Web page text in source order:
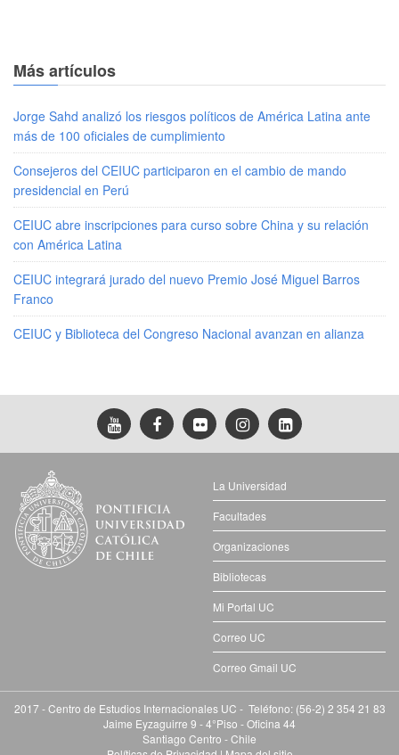
Más artículos
Jorge Sahd analizó los riesgos políticos de América Latina ante
más de 100 oficiales de cumplimiento
Consejeros del CEIUC participaron en el cambio de mando
presidencial en Perú
CEIUC abre inscripciones para curso sobre China y su relación
con América Latina
CEIUC integrará jurado del nuevo Premio José Miguel Barros
Franco
CEIUC y Biblioteca del Congreso Nacional avanzan en alianza
La Universidad
Facultades
Organizaciones
Bibliotecas
Mi Portal UC
Correo UC
Correo Gmail UC
2017 - Centro de Estudios Internacionales UC - Teléfono: (56-2) 2 354 21 83
Jaime Eyzaguirre 9 - 4°Piso - Oficina 44
Santiago Centro - Chile